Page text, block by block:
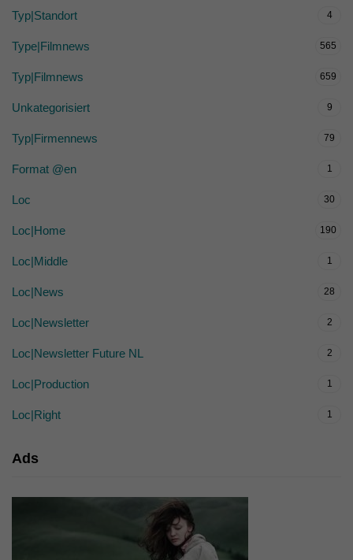
Typ|Standort 4
Type|Filmnews 565
Typ|Filmnews 659
Unkategorisiert 9
Typ|Firmennews 79
Format @en 1
Loc 30
Loc|Home 190
Loc|Middle 1
Loc|News 28
Loc|Newsletter 2
Loc|Newsletter Future NL 2
Loc|Production 1
Loc|Right 1
Ads